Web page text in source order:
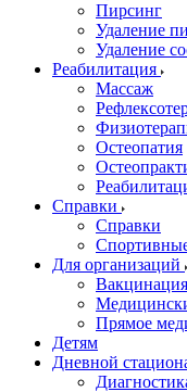
Пирсинг
Удаление
Удаление
Реабилитация
Массаж
Остеопатия
Справки
Справки
Для организаций
Прямое
Детям
Дневной